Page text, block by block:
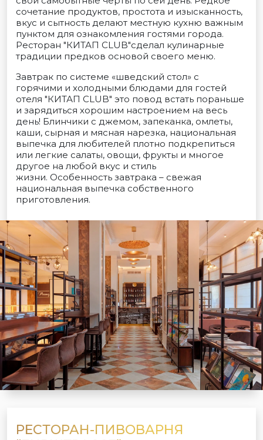
сочетание продуктов, простота и изысканность,
вкус и сытность делают местную кухню важным
пунктом для ознакомления гостями города.
Ресторан "КИТАП CLUB"сделал кулинарные
традиции предков основой своего меню.
Завтрак по системе «шведский стол» с
горячими и холодными блюдами для гостей
отеля "КИТАП CLUB" это повод встать пораньше
и зарядиться хорошим настроением на весь
день! Блинчики с джемом, запеканка, омлеты,
каши, сырная и мясная нарезка, национальная
выпечка для любителей плотно подкрепиться
или легкие салаты, овощи, фрукты и многое
другое на любой вкус и стиль
жизни. Особенность завтрака – свежая
национальная выпечка собственного
приготовления.
РЕСТОРАН-ПИВОВАРНЯ